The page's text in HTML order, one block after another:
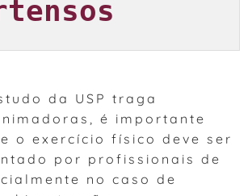
da USP traga
é importante
o exercício físico deve ser
por profissionais de
no caso de